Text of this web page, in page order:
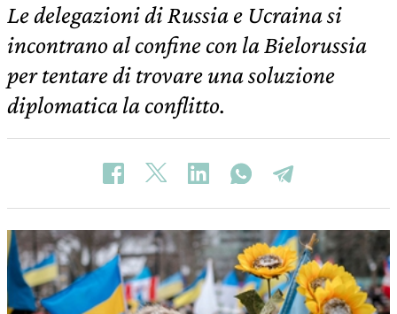
Le delegazioni di Russia e Ucraina si
incontrano al confine con la Bielorussia
per tentare di trovare una soluzione
diplomatica la conflitto.